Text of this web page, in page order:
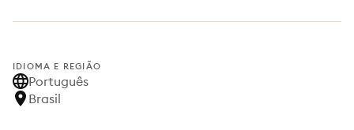
IDIOMA E REGIÃO
Português
Brasil